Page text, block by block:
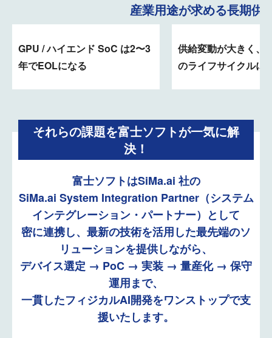
産業用途が求める長期供
GPU / ハイエンド SoC は2〜3
年でEOLになる
供給変動が大きく、
のライフサイクルに
それらの課題を富士ソフトが一気に解
決！
富士ソフトはSiMa.ai 社の
SiMa.ai System Integration Partner（システム
インテグレーション・パートナー）として
密に連携し、最新の技術を活用した最先端のソ
リューションを提供しながら、
デバイス選定 → PoC → 実装 → 量産化 → 保守
運用まで、
一貫したフィジカルAI開発をワンストップで支
援いたします。